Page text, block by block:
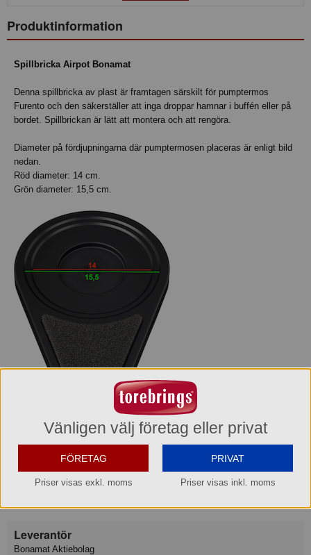
Produktinformation
Spillbricka Airpot Bonamat
Denna spillbricka av plast är framtagen särskilt för pumptermos
Furento och den säkerställer att inga droppar hamnar i buffén eller på
bordet. Spillbrickan är lätt att montera och att rengöra.
Diameter på fördjupningarna där pumptermosen placeras är enligt bild
nedan.
Röd diameter: 14 cm.
Grön diameter: 15,5 cm.
Varumärke
Bonamat Bravilor
Varukategori
Leverantör
Bonamat Aktiebolag
Vänligen välj företag eller privat
FÖRETAG
Priser visas exkl. moms
PRIVAT
Priser visas inkl. moms